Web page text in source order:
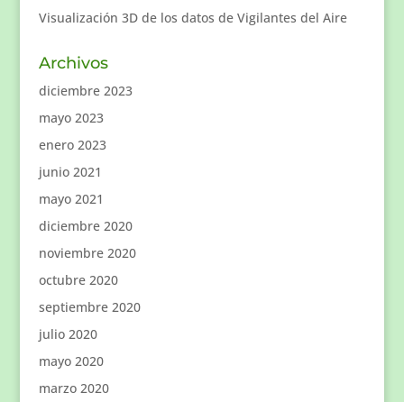
Visualización 3D de los datos de Vigilantes del Aire
Archivos
diciembre 2023
mayo 2023
enero 2023
junio 2021
mayo 2021
diciembre 2020
noviembre 2020
octubre 2020
septiembre 2020
julio 2020
mayo 2020
marzo 2020